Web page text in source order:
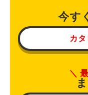
今す
カ